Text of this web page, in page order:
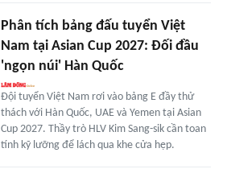
Phân tích bảng đấu tuyển Việt
Nam tại Asian Cup 2027: Đối đầu
'ngọn núi' Hàn Quốc
Đội tuyển Việt Nam rơi vào bảng E đầy thử
thách với Hàn Quốc, UAE và Yemen tại Asian
Cup 2027. Thầy trò HLV Kim Sang-sik cần toan
tính kỹ lưỡng để lách qua khe cửa hẹp.